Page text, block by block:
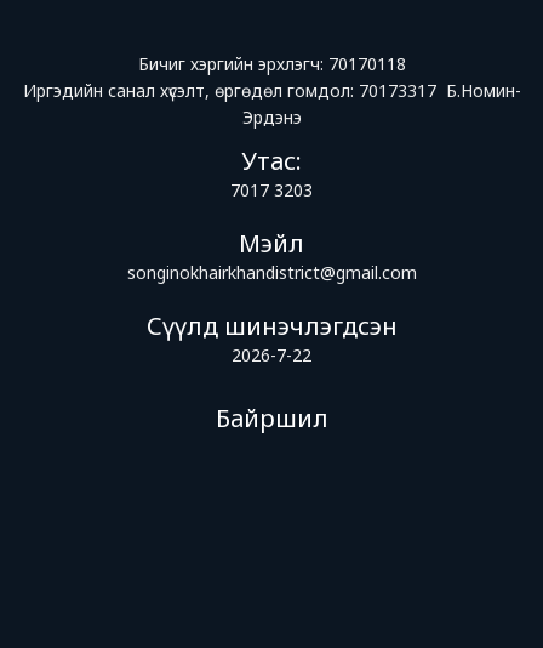
Бичиг хэргийн эрхлэгч: 70170118
Иргэдийн санал хүсэлт, өргөдөл гомдол: 70173317 Б.Номин-
Эрдэнэ
Утас:
7017 3203
Мэйл
songinokhairkhandistrict@gmail.com
Сүүлд шинэчлэгдсэн
2026-7-22
Байршил